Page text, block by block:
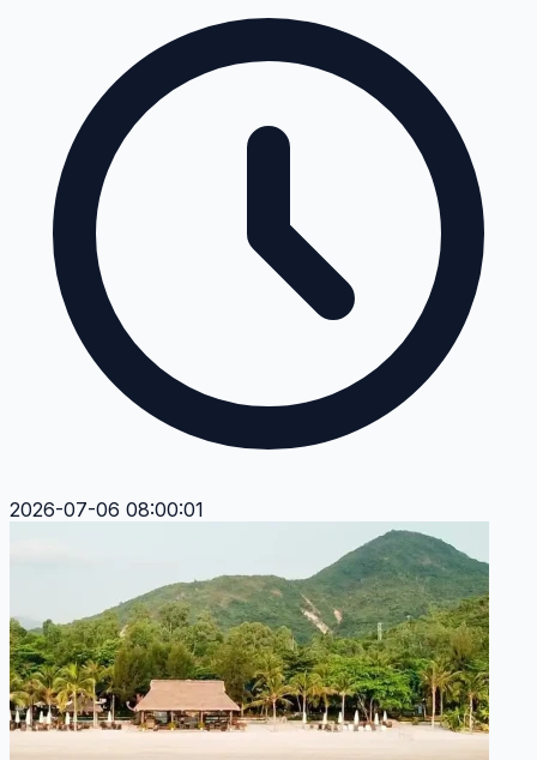
2026-07-06 08:00:01